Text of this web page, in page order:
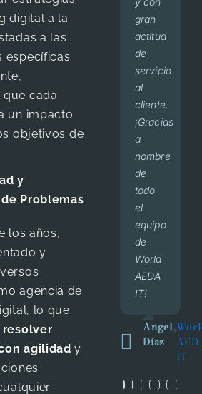
digital a la
a las
específicas
cada
un impacto
objetivos de
y
Problemas
los años,
y
agencia de
lo que
resolver
agilidad y
gran
actitud
de
servicio
al
cliente.
¡Gracias
a
nombre
de
todo
el
equipo
de
World
AEDA
IT!
Angel
Díaz
,
IT
been
getting
is
amazing
to say
the
least.
They
always
do
business
by
giving
importance
to
building
relationships.
wish
them
best
100%
¡Muchas
gracias!
Lavalle
gran
porcentaje
de
pacientes
que
llegan
de
primera
vez,
lo
hacen
por el
trabajo
de
beenet
en
redes
Google,
el
que le